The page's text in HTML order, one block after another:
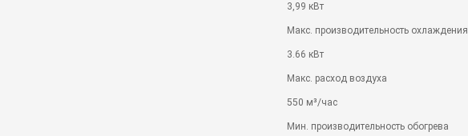
3,99 кВт
Макс. производительность охлаждения
3.66 кВт
Макс. расход воздуха
550 м³/час
Мин. производительность обогрева